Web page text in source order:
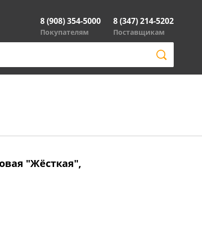
8 (908) 354-5000
Покупателям
8 (347) 214-5202
Поставщикам
"Жёсткая",